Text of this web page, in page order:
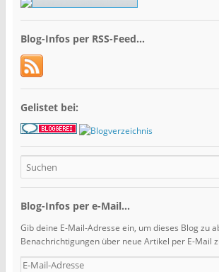
Blog-Infos per RSS-Feed…
Gelistet bei:
Blog-Infos per e-Mail...
Gib deine E-Mail-Adresse ein, um dieses Blog zu
Benachrichtigungen über neue Artikel per E-Mail
E